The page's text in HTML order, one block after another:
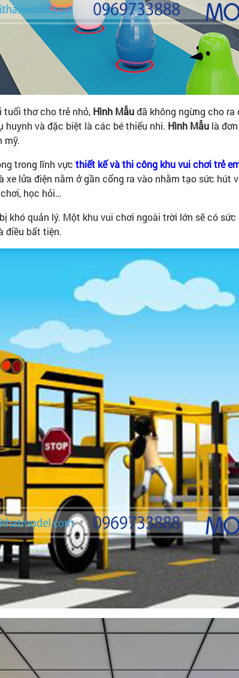
tuổi thơ cho trẻ nhỏ, Hình Mẫuđã không ngừng cho
huynh và đặc biệt là các bé thiếu nhi. Hình Mẫu là
mỹ.
trong lĩnh vực thiết kế và thi công khu vui chơi trẻ
lửa điện nằm ở gần cổng ra vào nhằm tạo sức hút
học hỏi…
khó quản lý. Một khu vui chơi ngoài trời lớn sẽ có
điều bất tiện.